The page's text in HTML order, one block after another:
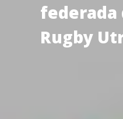
federada
Rugby